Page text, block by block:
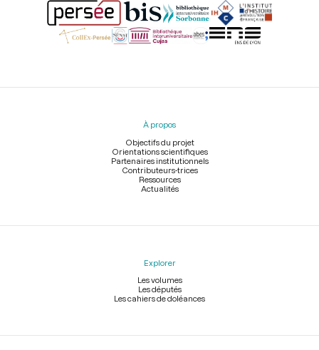
Menu
À propos
Objectifs du projet
Orientations scientifiques
Partenaires institutionnels
Contributeurs-trices
Ressources
Actualités
Explorer
Les volumes
Les députés
Les cahiers de doléances